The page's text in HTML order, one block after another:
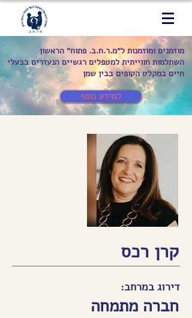
מוזמנים ומוזמנות ל״מ.ר.ח.ב. פתוח״ הראשון
השתלמות חווייתית למטפלים רגשיים הנעזרים בבעלי
חיים במקלט הקופים בבין שמן
למידע נוסף
קרן רכס
דירוג במרחב:
חברה מתמחה